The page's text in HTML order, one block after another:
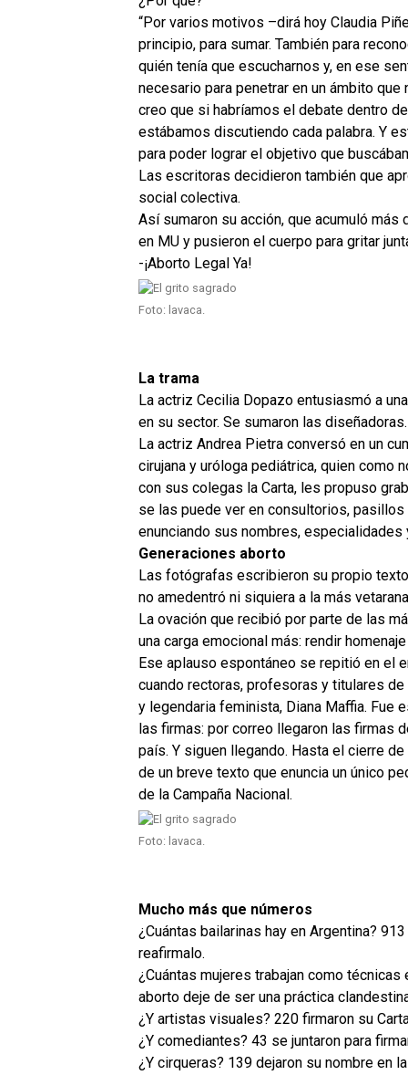
“Por varios motivos –dirá hoy Claudia
principio, para sumar. También para
quién tenía que escucharnos y, en ese
necesario para penetrar en un ámbito
creo que si habríamos el debate dentro
estábamos discutiendo cada palabra. Y
para poder lograr el objetivo que
Las escritoras decidieron también que
social colectiva.
Así sumaron su acción, que acumuló
en MU y pusieron el cuerpo para gritar
-¡Aborto Legal Ya!
Foto: lavaca.
La trama
La actriz Cecilia Dopazo entusiasmó a
en su sector. Se sumaron las
La actriz Andrea Pietra conversó en un
cirujana y uróloga pediátrica, quien como
con sus colegas la Carta, les propuso
se las puede ver en consultorios,
enunciando sus nombres, especialidades
Generaciones aborto
Las fotógrafas escribieron su propio
no amedentró ni siquiera a la más
La ovación que recibió por parte de las
una carga emocional más: rendir
Ese aplauso espontáneo se repitió en el
cuando rectoras, profesoras y titulares
y legendaria feminista, Diana Maffia. Fue
las firmas: por correo llegaron las firmas
país. Y siguen llegando. Hasta el cierre
de un breve texto que enuncia un único
de la Campaña Nacional.
Foto: lavaca.
Mucho más que números
¿Cuántas bailarinas hay en Argentina?
reafirmalo.
¿Cuántas mujeres trabajan como
aborto deje de ser una práctica
¿Y artistas visuales? 220 firmaron su
¿Y comediantes? 43 se juntaron para
¿Y cirqueras? 139 dejaron su nombre en